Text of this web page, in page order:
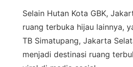
Selain Hutan Kota GBK,
ruang terbuka hijau lainnya,
TB Simatupang, Jakarta
menjadi destinasi ruang